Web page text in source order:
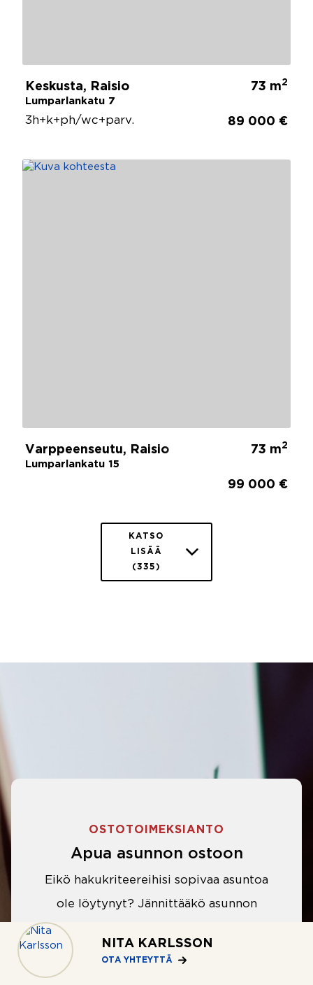
NITA KARLSSON
OTA YHTEYTTÄ
Keskusta, Raisio
Lumparlankatu 7
73 m2
3h+k+ph/wc+parv. 89 000 €
Varppeenseutu, Raisio
Lumparlankatu 15
73 m2
99 000 €
KATSO
LISÄÄ
(335)
OSTOTOIMEKSIANTO
Apua asunnon ostoon
Eikö hakukriteereihisi sopivaa asuntoa
ole löytynyt? Jännittääkö asunnon
Välittäjämme auttavat sinua kaikissa
asunnon ostoon liittyvissä asioissa.